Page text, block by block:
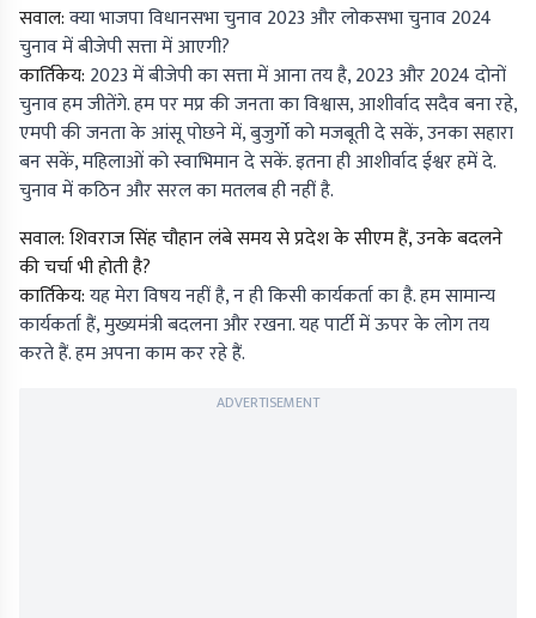
सवाल:क्या भाजपा विधानसभा चुनाव 2023 और लोकसभा चुनाव 2024
चुनाव में बीजेपी सत्ता में आएगी?
कार्तिकेय: 2023 में बीजेपी का सत्ता में आना तय है, 2023 और 2024 दोनों
चुनाव हम जीतेंगे. हम पर मप्र की जनता का विश्वास, आशीर्वाद सदैव बना रहे,
एमपी की जनता के आंसू पोछने में, बुजुर्गो को मजबूती दे सकें, उनका सहारा
बन सकें, महिलाओं को स्वाभिमान दे सकें. इतना ही आशीर्वाद ईश्वर हमें दे.
चुनाव में कठिन और सरल का मतलब ही नहीं है.
सवाल: शिवराज सिंह चौहान लंबे समय से प्रदेश के सीएम हैं, उनके बदलने
की चर्चा भी होती है?
कार्तिकेय:यह मेरा विषय नहीं है, न ही किसी कार्यकर्ता का है. हम सामान्य
कार्यकर्ता हैं, मुख्यमंत्री बदलना और रखना. यह पार्टी में ऊपर के लोग तय
करते हैं. हम अपना काम कर रहे हैं.
ADVERTISEMENT